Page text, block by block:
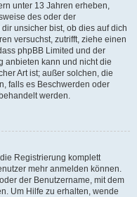
unter 13 Jahren erheben,
des oder der
unsicher bist, ob dies auf dich
versuchst, zutrifft, ziehe einen
phpBB Limited und der
anbieten kann und nicht die
Art ist; außer solchen, die
falls es Beschwerden oder
werden.
Registrierung komplett
mehr anmelden können.
der Benutzername, mit dem
Um Hilfe zu erhalten, wende